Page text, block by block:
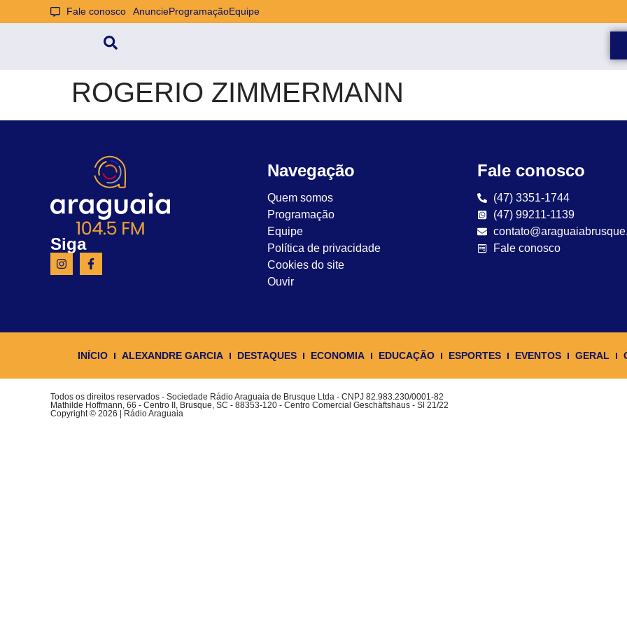
Fale conosco AnuncieProgramaçãoEquipe
ROGERIO ZIMMERMANN
Siga
Navegação
Quem somos
Programação
Equipe
Política de privacidade
Cookies do site
Ouvir
Fale conosco
(47) 3351-1744
(47) 99211-1139
Fale conosco
INÍCIO ALEXANDRE GARCIA DESTAQUES ECONOMIA EDUCAÇÃO ESPORTES EVENTOS GERAL
Todos os direitos reservados - Sociedade Rádio Araguaia de Brusque Ltda - CNPJ 82.983.230/0001-82
Mathilde Hoffmann, 66 - Centro II, Brusque, SC - 88353-120 - Centro Comercial Geschäftshaus - Sl 21/22
Copyright © 2026 | Rádio Araguaia